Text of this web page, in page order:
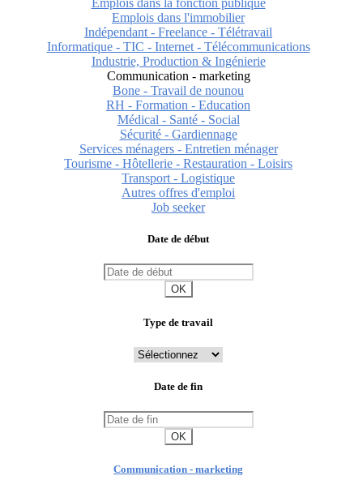
Emplois dans la fonction publique
Emplois dans l'immobilier
Indépendant - Freelance - Télétravail
Informatique - TIC - Internet - Télécommunications
Industrie, Production & Ingénierie
Communication - marketing
Bone - Travail de nounou
RH - Formation - Education
Médical - Santé - Social
Sécurité - Gardiennage
Services ménagers - Entretien ménager
Tourisme - Hôtellerie - Restauration - Loisirs
Transport - Logistique
Autres offres d'emploi
Job seeker
Date de début
OK
Type de travail
Date de fin
OK
Communication - marketing